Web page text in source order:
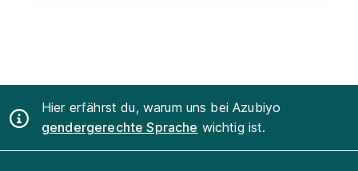
Hier erfährst du, warum uns bei Azubiyo
gendergerechte Sprache wichtig ist.